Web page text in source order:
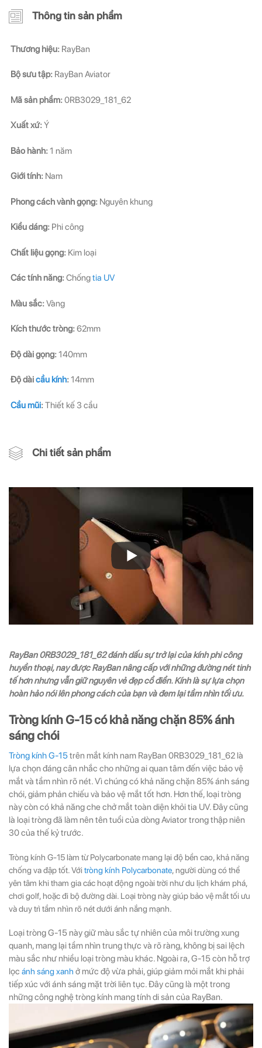
Thông tin sản phẩm
Thương hiệu: RayBan
Bộ sưu tập: RayBan Aviator
Mã sản phẩm:0RB3029_181_62
Xuất xứ:Ý
Bảo hành:1 năm
Giới tính: Nam
Phong cách vành gọng: Nguyên khung
Kiểu dáng: Phi công
Chất liệu gọng: Kim loại
Các tính năng:Chốngtia UV
Màu sắc:Vàng
Kích thước tròng:62mm
Độ dài gọng:140mm
Độ dàicầu kính:14mm
Cầu mũi:Thiết kế 3 cầu
Chi tiết sản phẩm
RayBan 0RB3029_181_62 đánh dấu sự trở lại của kính phi công
huyền thoại, nay được RayBan nâng cấp với những đường nét tinh
tế hơn nhưng vẫn giữ nguyên vẻ đẹp cổ điển. Kính là sự lựa chọn
hoàn hảo nói lên phong cách của bạn và đem lại tầm nhìn tối ưu.
Tròng kính G-15 có khả năng chặn 85% ánh
sáng chói
Tròng kính G-15trên mắt kính nam RayBan 0RB3029_181_62 là
lựa chọn đáng cân nhắc cho những ai quan tâm đến việc bảo vệ
mắt và tầm nhìn rõ nét. Vì chúng có khả năng chặn 85% ánh sáng
chói, giảm phản chiếu và bảo vệ mắt tốt hơn. Hơn thế, loại tròng
này còn có khả năng che chở mắt toàn diện khỏi tia UV. Đây cũng
là loại tròng đã làm nên tên tuổi của dòng Aviator trong thập niên
30 của thế kỷ trước.
Tròng kính G-15 làm từ Polycarbonate mang lại độ bền cao, khả năng
chống va đập tốt. Với tròng kính Polycarbonate, người dùng có thể
yên tâm khi tham gia các hoạt động ngoài trời như du lịch khám phá,
chơi golf, hoặc đi bộ đường dài. Loại tròng này giúp bảo vệ mắt tối ưu
và duy trì tầm nhìn rõ nét dưới ánh nắng mạnh.
Loại tròng G-15 này giữ màu sắc tự nhiên của môi trường xung
quanh, mang lại tầm nhìn trung thực và rõ ràng, không bị sai lệch
màu sắc như nhiều loại tròng màu khác. Ngoài ra, G-15 còn hỗ trợ
lọc ánh sáng xanh ở mức độ vừa phải, giúp giảm mỏi mắt khi phải
tiếp xúc với ánh sáng mặt trời liên tục. Đây cũng là một trong
những công nghệ tròng kính mang tính di sản của RayBan.